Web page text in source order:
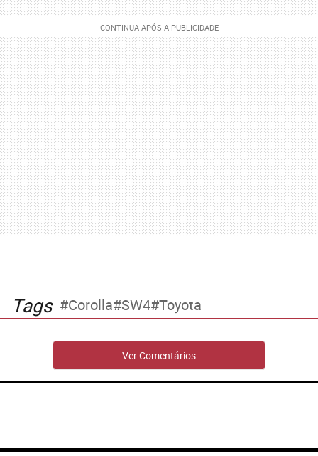
Tags Corolla SW4 Toyota
Ver Comentários